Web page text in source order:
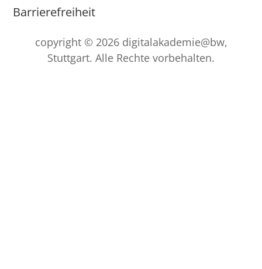
Barrierefreiheit
copyright © 2026 digitalakademie@bw,
Stuttgart. Alle Rechte vorbehalten.